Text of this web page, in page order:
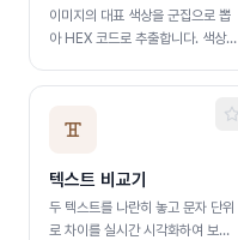
이미지의 대표 색상을 군집으로 뽑
아 HEX 코드로 추출합니다. 색상을
지에서 바로 보여줍니다.
텍스트 비교기
두 텍스트를 나란히 놓고 문자 단위
로 차이를 실시간 시각화하여 보여